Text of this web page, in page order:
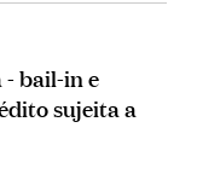
- bail-in e
sujeita a